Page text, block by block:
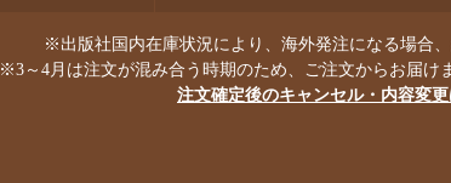
※出版社国内在庫状況により、海外発注になる場合
※3～4月は注文が混み合う時期のため、ご注文からお届け
注文確定後のキャンセル・内容変更